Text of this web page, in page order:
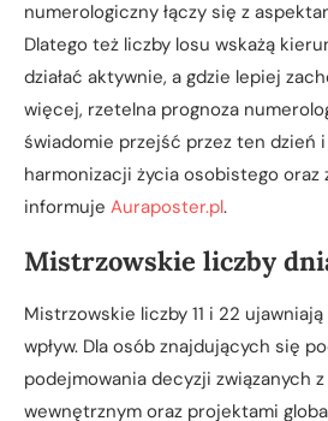
numerologiczny łączy się z
Dlatego też liczby losu wskażą
działać aktywnie, a gdzie lepiej
więcej, rzetelna prognoza
świadomie przejść przez ten dzień
harmonizacji życia osobistego oraz
informuje Auraposter.pl.
Mistrzowskie liczby
Mistrzowskie liczby 11 i 22
wpływ. Dla osób znajdujących się
podejmowania decyzji związanych
wewnętrznym oraz projektami